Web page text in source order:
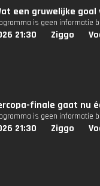
een gruwelijke
is geen informatie
21:30 Ziggo
finale gaat nu
is geen informatie
21:30 Ziggo